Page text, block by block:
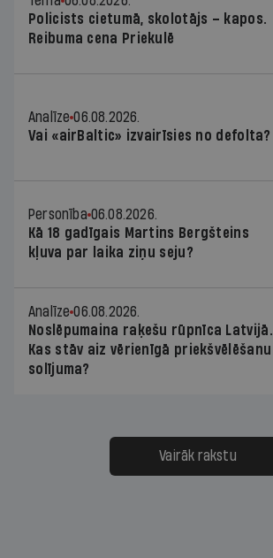
Policists cietumā, skolotājs – kapos.
Reibuma cena Priekulē
Analīze 06.08.2026.
Vai «airBaltic» izvairīsies no defolta?
Personība 06.08.2026.
Kā 18 gadīgais Martins Bergšteins
kļuva par laika ziņu seju?
Analīze 06.08.2026.
Noslēpumaina raķešu rūpnīca Latvijā.
Kas stāv aiz vērienīgā priekšvēlēšanu
solījuma?
Vairāk rakstu